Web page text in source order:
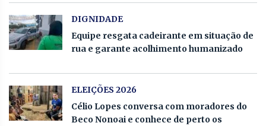
DIGNIDADE
Equipe resgata cadeirante em situação de
rua e garante acolhimento humanizado
ELEIÇÕES 2026
Célio Lopes conversa com moradores do
Beco Nonoai e conhece de perto os